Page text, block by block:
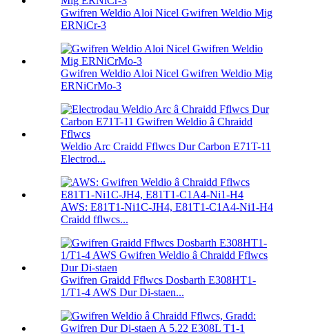
Gwifren Weldio Aloi Nicel Gwifren Weldio Mig
ERNiCr-3
Gwifren Weldio Aloi Nicel Gwifren Weldio Mig
ERNiCrMo-3
Weldio Arc Craidd Fflwcs Dur Carbon E71T-11
Electrod...
AWS: E81T1-Ni1C-JH4, E81T1-C1A4-Ni1-H4
Craidd fflwcs...
Gwifren Graidd Fflwcs Dosbarth E308HT1-
1/T1-4 AWS Dur Di-staen...